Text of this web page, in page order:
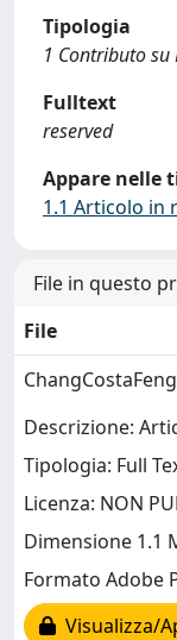
Tipologia
1 Contributo
Fulltext
reserved
Appare nelle
1.1 Articolo in
File in questo
File
Descrizione:
Tipologia: Full
Licenza: NON
Dimensione 1.1
Formato Adobe
Visualizza/